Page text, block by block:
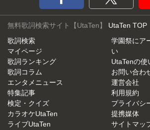
無料歌詞検索サイト【UtaTen】 UtaTen TOP
歌詞検索
マイページ
歌詞ランキング
歌詞コラム
エンタメニュース
特集記事
検定・クイズ
カラオケUtaTen
ライブUtaTen
学園祭にア
い
UtaTenの使
お問い合わ
運営会社
利用規約
プライバシ
提携媒体
サイトマッ